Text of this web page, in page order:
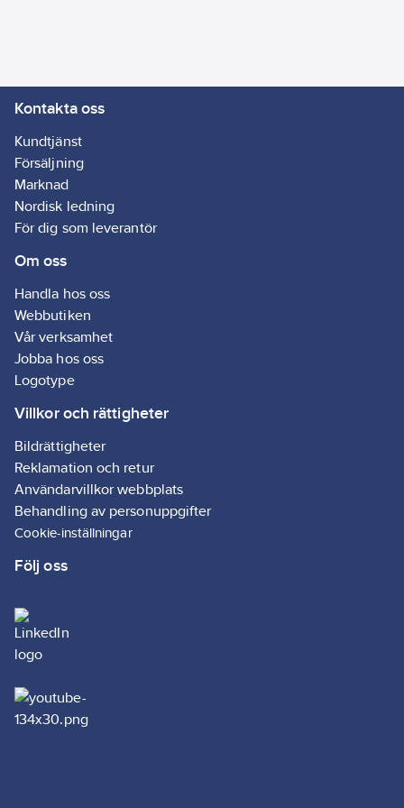
Kontakta oss
Kundtjänst
Försäljning
Marknad
Nordisk ledning
För dig som leverantör
Om oss
Handla hos oss
Webbutiken
Vår verksamhet
Jobba hos oss
Logotype
Villkor och rättigheter
Bildrättigheter
Reklamation och retur
Användarvillkor webbplats
Behandling av personuppgifter
Cookie-inställningar
Följ oss